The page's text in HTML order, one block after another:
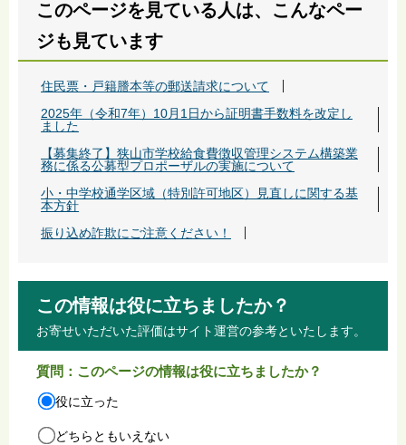
このページを見ている人は、こんなペー
ジも見ています
住民票・戸籍謄本等の郵送請求について
2025年（令和7年）10月1日から証明書手数料を改定し
ました
【募集終了】狭山市学校給食費徴収管理システム構築業
務に係る公募型プロポーザルの実施について
小・中学校通学区域（特別許可地区）見直しに関する基
本方針
振り込め詐欺にご注意ください！
この情報は役に立ちましたか？
お寄せいただいた評価はサイト運営の参考といたします。
質問：このページの情報は役に立ちましたか？
役に立った
どちらともいえない